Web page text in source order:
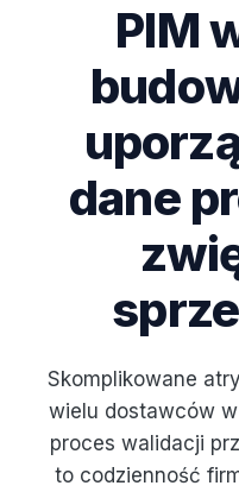
PIM
dane
Skomplikowane
wielu dostawców
proces walidacji
to codzienność